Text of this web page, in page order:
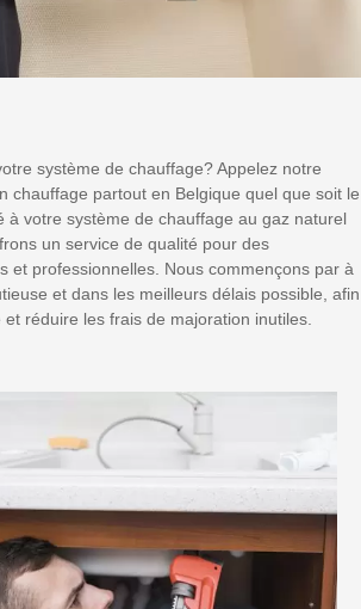
système de chauffage? Appelez notre
chauffage partout en Belgique quel que soit le
à votre système de chauffage au gaz naturel
un service de qualité pour des
et professionnelles. Nous commençons par à
et dans les meilleurs délais possible, afin
réduire les frais de majoration inutiles.